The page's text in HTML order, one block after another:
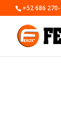
+52 686